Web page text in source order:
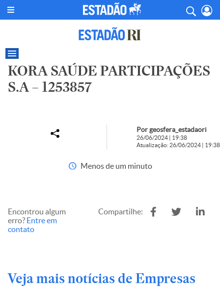
KORA SAÚDE PARTICIPAÇÕES
S.A – 1253857
Por geosfera_estadaori
26/06/2024 | 19:38
Atualização: 26/06/2024 | 19:38
Menos de um minuto
Encontrou algum
erro? Entre em
contato
Compartilhe:
Veja mais notícias de Empresas